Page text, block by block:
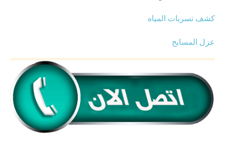
كشف تسربات المياه
عزل المسابح